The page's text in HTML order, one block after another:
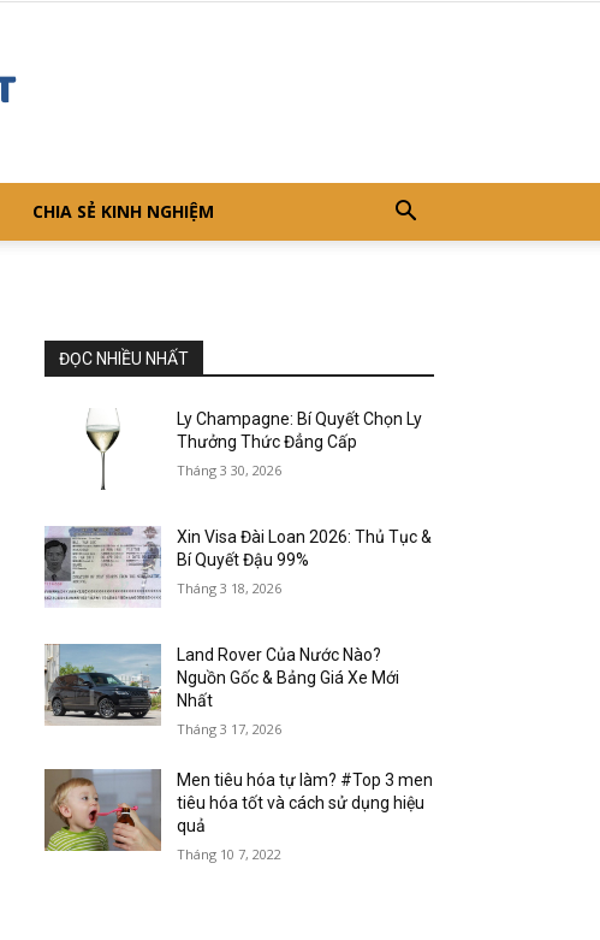
CHIA SẺ KINH NGHIỆM
ĐỌC NHIỀU NHẤT
Ly Champagne: Bí Quyết Chọn Ly
Thưởng Thức Đẳng Cấp
Tháng 3 30, 2026
Xin Visa Đài Loan 2026: Thủ Tục &
Bí Quyết Đậu 99%
Tháng 3 18, 2026
Land Rover Của Nước Nào?
Nguồn Gốc & Bảng Giá Xe Mới
Nhất
Tháng 3 17, 2026
Men tiêu hóa tự làm? #Top 3 men
tiêu hóa tốt và cách sử dụng hiệu
quả
Tháng 10 7, 2022